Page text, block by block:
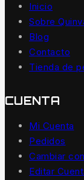
Inicio
Sobre
Blog
Contacto
Tienda de
CUENTA
Mi Cuenta
Pedidos
Cambiar
Editar